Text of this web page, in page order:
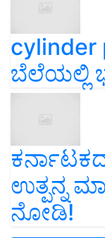
ಬೆಲೆಯಲ್ಲಿ
ಉತ್ಪನ್ನ
ನೋಡಿ!